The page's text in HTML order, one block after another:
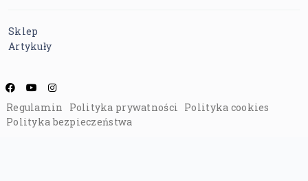
Sklep
Artykuły
Regulamin Polityka prywatności Polityka cookies
Polityka bezpieczeństwa